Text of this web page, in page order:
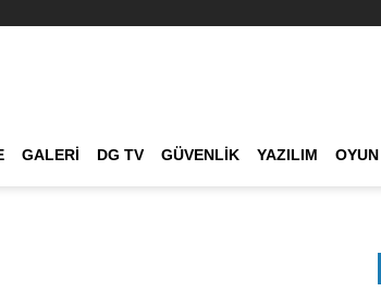
GALERI DG TV GÜVENLIK YAZILIM OYUN